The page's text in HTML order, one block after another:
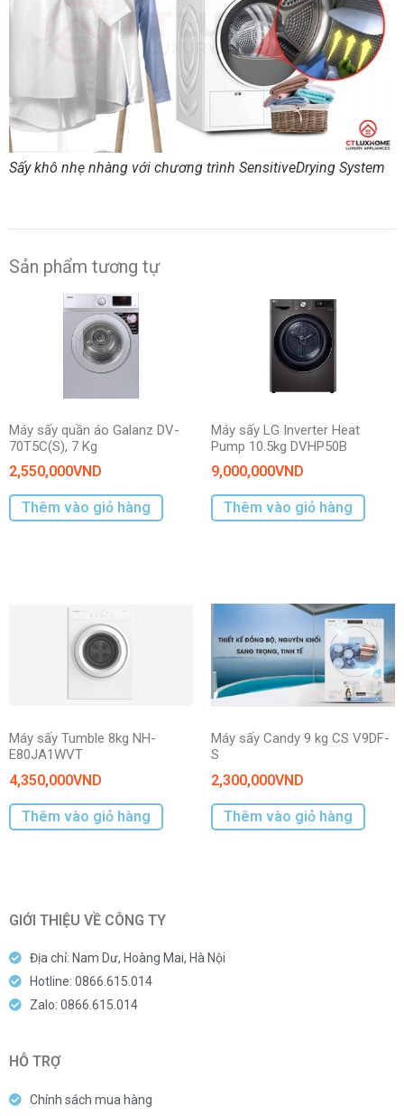
Sấy khô nhẹ nhàng với chương trình SensitiveDrying System
Sản phẩm tương tự
Máy sấy quần áo Galanz DV-
70T5C(S), 7 Kg
2,550,000VND
Thêm vào giỏ hàng
Máy sấy LG Inverter Heat
Pump 10.5kg DVHP50B
9,000,000VND
Thêm vào giỏ hàng
Máy sấy Tumble 8kg NH-
E80JA1WVT
4,350,000VND
Thêm vào giỏ hàng
Máy sấy Candy 9 kg CS V9DF-
S
2,300,000VND
Thêm vào giỏ hàng
GIỚI THIỆU VỀ CÔNG TY
Địa chỉ: Nam Dư, Hoàng Mai, Hà Nội
Hotline: 0866.615.014
Zalo: 0866.615.014
HỖ TRỢ
Chính sách mua hàng